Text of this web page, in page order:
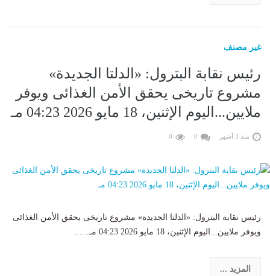
غير مصنف
رئيس نقابة البترول: «الدلتا الجديدة»
مشروع تاريخى يحقق الأمن الغذائى ويوفر
ملايين...اليوم الإثنين، 18 مايو 2026 04:23 مـ
منذ 3 أشهر 0
0
رئيس نقابة البترول: «الدلتا الجديدة» مشروع تاريخى يحقق الأمن الغذائى
ويوفر ملايين...اليوم الإثنين، 18 مايو 2026 04:23 مـ......
المزيد ...